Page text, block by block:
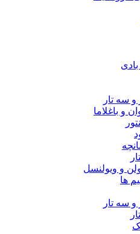
و سه تار
و باغلاما
و ویولنسل
ها
و سه تار